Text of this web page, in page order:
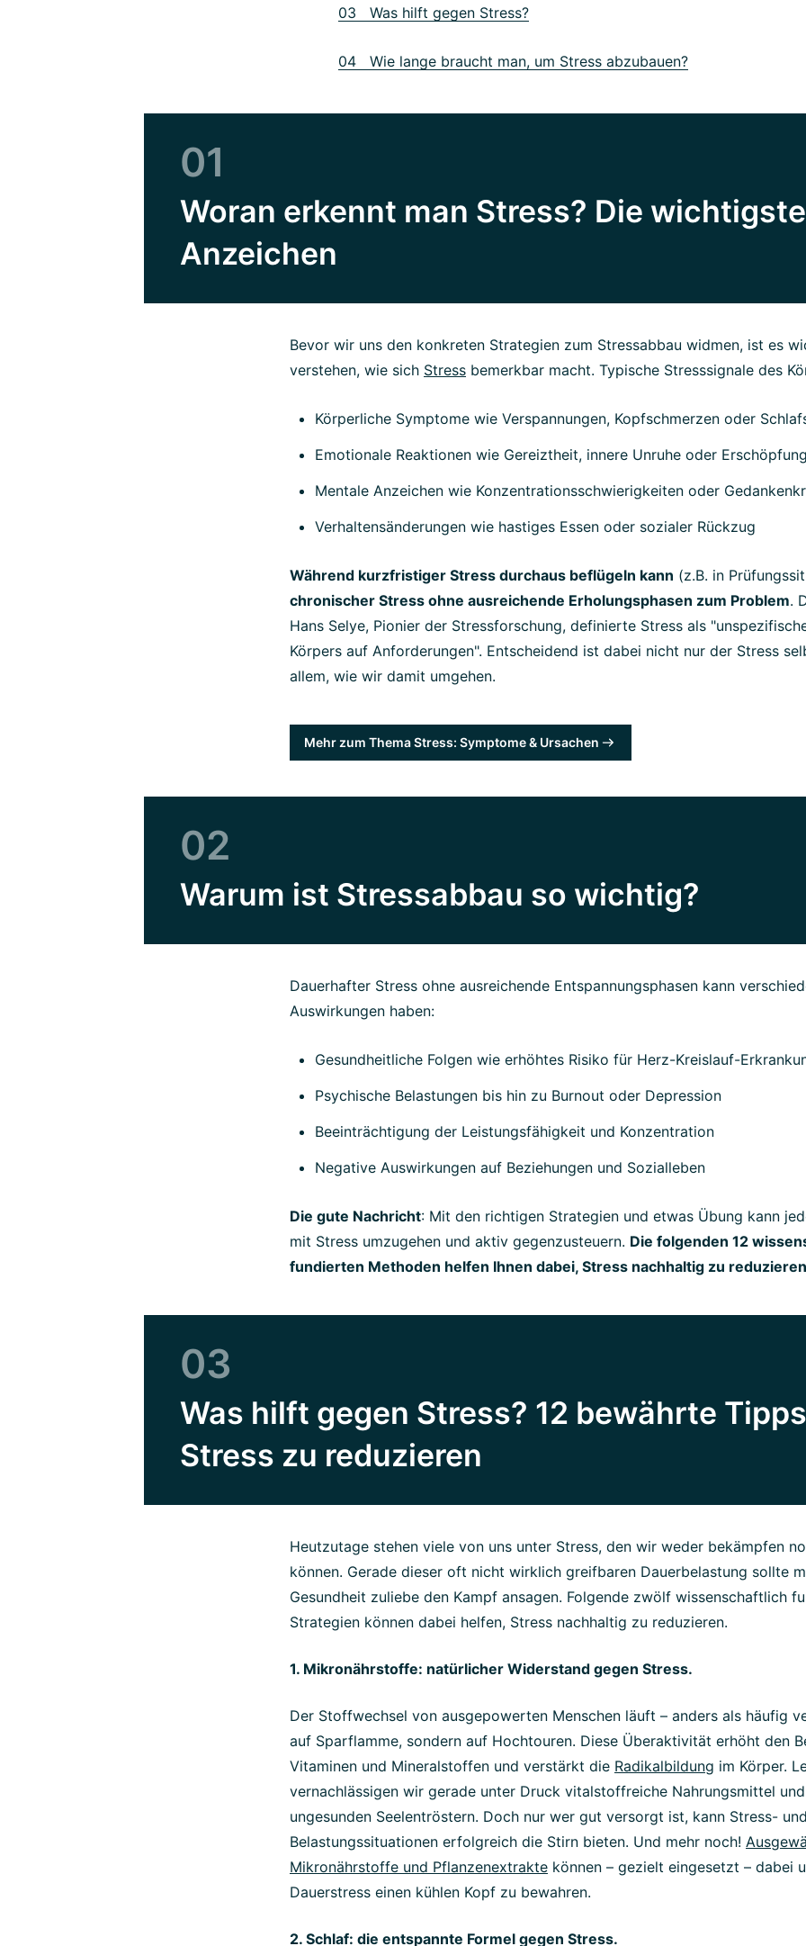
03 Was hilft gegen Stress?
04 Wie lange braucht man, um Stress abzubauen?
01
Woran erkennt man Stress? Die
Anzeichen
Bevor wir uns den konkreten Strategien zum Stressabbau widmen, ist es
verstehen, wie sich Stress bemerkbar macht. Typische Stresssignale des
Körperliche Symptome wie Verspannungen, Kopfschmerzen oder
Emotionale Reaktionen wie Gereiztheit, innere Unruhe oder
Mentale Anzeichen wie Konzentrationsschwierigkeiten oder
Verhaltensänderungen wie hastiges Essen oder sozialer Rückzug
Während kurzfristiger Stress durchaus beflügeln kann (z.B. in
chronischer Stress ohne ausreichende Erholungsphasen zum Problem.
Hans Selye, Pionier der Stressforschung, definierte Stress als
Körpers auf Anforderungen". Entscheidend ist dabei nicht nur der Stress
allem, wie wir damit umgehen.
Mehr zum Thema Stress: Symptome & Ursachen
02
Warum ist Stressabbau so wichtig?
Dauerhafter Stress ohne ausreichende Entspannungsphasen kann
Auswirkungen haben:
Gesundheitliche Folgen wie erhöhtes Risiko für Herz-Kreislauf-
Psychische Belastungen bis hin zu Burnout oder Depression
Beeinträchtigung der Leistungsfähigkeit und Konzentration
Negative Auswirkungen auf Beziehungen und Sozialleben
Die gute Nachricht: Mit den richtigen Strategien und etwas Übung kann
mit Stress umzugehen und aktiv gegenzusteuern. Die folgenden 12
fundierten Methoden helfen Ihnen dabei, Stress nachhaltig zu
03
Was hilft gegen Stress? 12 bewährte
Stress zu reduzieren
Heutzutage stehen viele von uns unter Stress, den wir weder bekämpfen
können. Gerade dieser oft nicht wirklich greifbaren Dauerbelastung sollte
Gesundheit zuliebe den Kampf ansagen. Folgende zwölf wissenschaftlich
Strategien können dabei helfen, Stress nachhaltig zu reduzieren.
1. Mikronährstoffe: natürlicher Widerstand gegen Stress.
Der Stoffwechsel von ausgepowerten Menschen läuft – anders als häufig
auf Sparflamme, sondern auf Hochtouren. Diese Überaktivität erhöht den
Vitaminen und Mineralstoffen und verstärkt die Radikalbildung im Körper.
vernachlässigen wir gerade unter Druck vitalstoffreiche Nahrungsmittel
ungesunden Seelentröstern. Doch nur wer gut versorgt ist, kann Stress-
Belastungssituationen erfolgreich die Stirn bieten. Und mehr noch!
Mikronährstoffe und Pflanzenextrakte können – gezielt eingesetzt – dabei
Dauerstress einen kühlen Kopf zu bewahren.
2. Schlaf: die entspannte Formel gegen Stress.